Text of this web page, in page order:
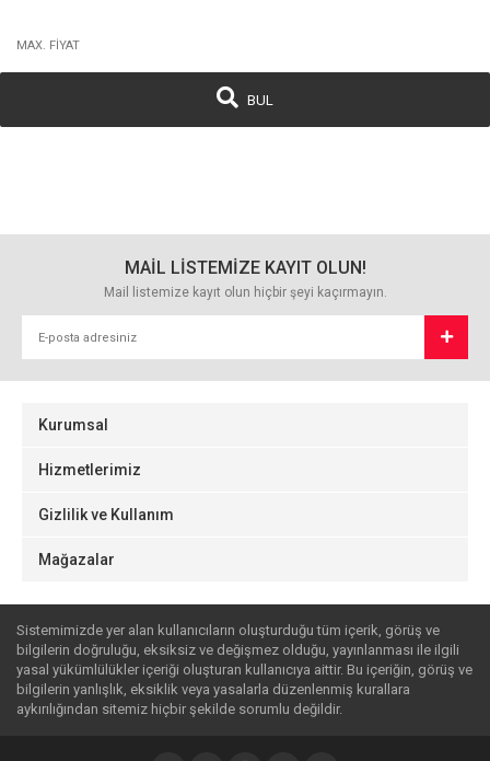
BUL
MAİL LİSTEMİZE KAYIT OLUN!
Mail listemize kayıt olun hiçbir şeyi kaçırmayın.
Kurumsal
Hizmetlerimiz
Gizlilik ve Kullanım
Mağazalar
Sistemimizde yer alan kullanıcıların oluşturduğu tüm içerik, görüş ve
bilgilerin doğruluğu, eksiksiz ve değişmez olduğu, yayınlanması ile ilgili
yasal yükümlülükler içeriği oluşturan kullanıcıya aittir. Bu içeriğin, görüş ve
bilgilerin yanlışlık, eksiklik veya yasalarla düzenlenmiş kurallara
aykırılığından sitemiz hiçbir şekilde sorumlu değildir.